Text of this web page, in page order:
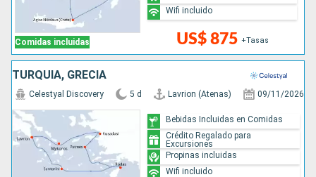
Comidas incluidas US$ 875 +Tasas
Wifi incluido
TURQUÍA, GRECIA
Celestyal Discovery 5 d Lavrion (Atenas) 09/11/2026
Bebidas Incluidas en Comidas
Crédito Regalado para
Excursiones
Propinas incluidas
Wifi incluido